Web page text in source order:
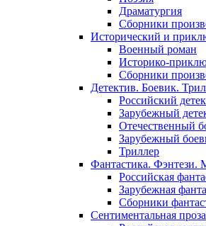
Драматургия
Сборники
Исторический и
Военный роман
Историко-
Сборники
Детектив. Боевик.
Российский
Зарубежный
Отечественный
Зарубежный
Триллер
Фантастика. Фэнтези.
Российская
Зарубежная
Сборники
Сентиментальная проза